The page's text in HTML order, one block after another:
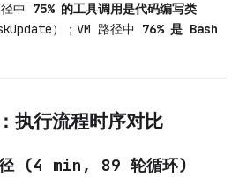
中 75% 的工具调用是代码编写类
）；VM 路径中 76% 是 Bash
行流程时序对比
(4 min, 89 轮循环)